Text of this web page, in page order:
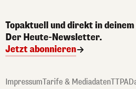
Topaktuell und direkt in
Der Heute-Newsletter.
Jetzt abonnieren
ImpressumTarife & MediadatenTTPA